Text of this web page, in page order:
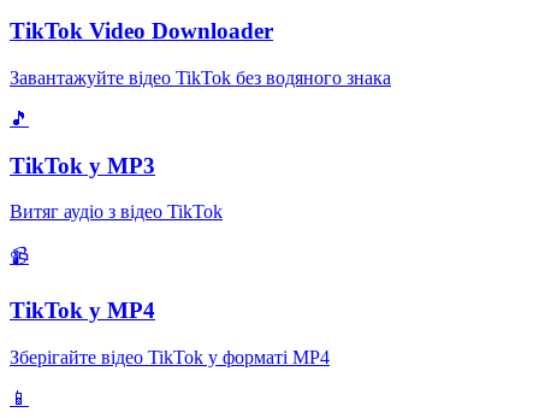
TikTok Video Downloader
Завантажуйте відео TikTok без водяного знака
🎵
TikTok у MP3
Витяг аудіо з відео TikTok
📹
TikTok у MP4
Зберігайте відео TikTok у форматі MP4
📱